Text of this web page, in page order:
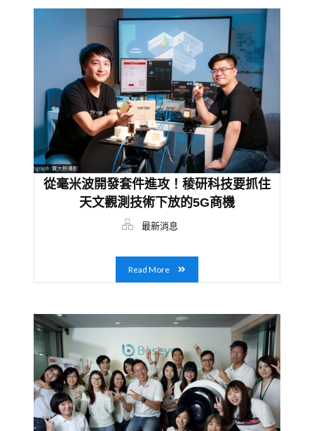
從毫米波開發套件進攻！稜研科技要抓住
天文觀測技術下放的5G商機
最新消息
Read More